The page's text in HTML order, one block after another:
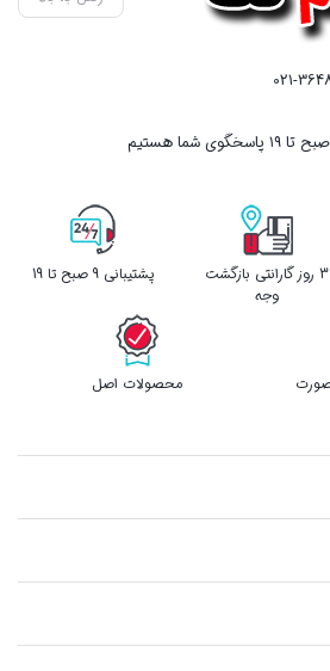
021-
3 روز گارانتی بازگشت
وجه
پشتیبانی 9 صبح تا 19
صورت
محصولات اصل